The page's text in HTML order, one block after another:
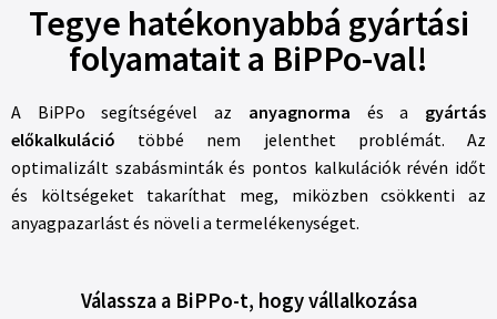
Tegye hatékonyabbá gyártási
folyamatait a BiPPo-val!
A BiPPo segítségével az anyagnorma és a gyártás
előkalkuláció többé nem jelenthet problémát. Az
optimalizált szabásminták és pontos kalkulációk révén időt
és költségeket takaríthat meg, miközben csökkenti az
anyagpazarlást és növeli a termelékenységet.
Válassza a BiPPo-t, hogy vállalkozása